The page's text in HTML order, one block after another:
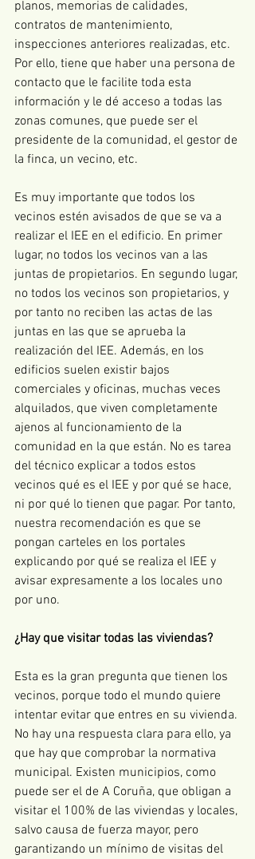
planos, memorias de calidades,
contratos de mantenimiento,
inspecciones anteriores realizadas, etc.
Por ello, tiene que haber una persona de
contacto que le facilite toda esta
información y le dé acceso a todas las
zonas comunes, que puede ser el
presidente de la comunidad, el gestor de
la finca, un vecino, etc.
Es muy importante que todos los
vecinos estén avisados de que se va a
realizar el IEE en el edificio. En primer
lugar, no todos los vecinos van a las
juntas de propietarios. En segundo lugar,
no todos los vecinos son propietarios, y
por tanto no reciben las actas de las
juntas en las que se aprueba la
realización del IEE. Además, en los
edificios suelen existir bajos
comerciales y oficinas, muchas veces
alquilados, que viven completamente
ajenos al funcionamiento de la
comunidad en la que están. No es tarea
del técnico explicar a todos estos
vecinos qué es el IEE y por qué se hace,
ni por qué lo tienen que pagar. Por tanto,
nuestra recomendación es que se
pongan carteles en los portales
explicando por qué se realiza el IEE y
avisar expresamente a los locales uno
por uno.
¿Hay que visitar todas las viviendas?
Esta es la gran pregunta que tienen los
vecinos, porque todo el mundo quiere
intentar evitar que entres en su vivienda.
No hay una respuesta clara para ello, ya
que hay que comprobar la normativa
municipal. Existen municipios, como
puede ser el de A Coruña, que obligan a
visitar el 100% de las viviendas y locales,
salvo causa de fuerza mayor, pero
garantizando un mínimo de visitas del